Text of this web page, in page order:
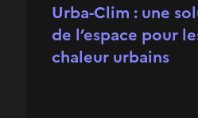
Urba-Clim : une
de l’espace pour
chaleur urbains